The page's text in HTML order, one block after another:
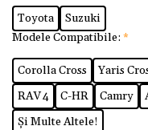
Toyota
Suzuki
Modele Compatibile: *
Corolla Cross Yaris
RAV 4
C-HR Camry
Și Multe Altele!